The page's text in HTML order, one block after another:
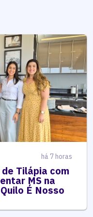
há 7 horas
Tilápia com
MS na
É Nosso